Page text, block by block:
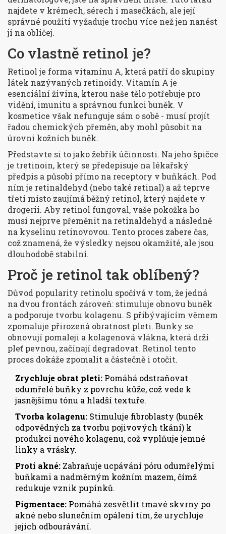
najdete v krémech, sérech i masečkách, ale její
správné použití vyžaduje trochu více než jen nanést
ji na obličej.
Co vlastně retinol je?
Retinolje forma vitamínu A, která patří do skupiny
látek nazývaných retinoidy. Vitamín A je
esenciální živina, kterou naše tělo potřebuje pro
vidění, imunitu a správnou funkci buněk. V
kosmetice však nefunguje sám o sobě - musí projít
řadou chemických přeměn, aby mohl působit na
úrovni kožních buněk.
Představte si to jako žebřík účinnosti. Na jeho špičce
je tretinoin, který se předepisuje na lékařský
předpis a působí přímo na receptory v buňkách. Pod
ním je retinaldehyd (nebo také retinal) a až teprve
třetí místo zaujímá běžný retinol, který najdete v
drogerii. Aby retinol fungoval, vaše pokožka ho
musí nejprve přeměnit na retinaldehyd a následně
na kyselinu retinovovou. Tento proces zabere čas,
což znamená, že výsledky nejsou okamžité, ale jsou
dlouhodobě stabilní.
Proč je retinol tak oblíbený?
Důvod popularity retinolu spočívá v tom, že jedná
na dvou frontách zároveň: stimuluje obnovu buněk
a podporuje tvorbu kolagenu. S přibývajícím věmem
zpomaluje přirozená obratnost pleti. Bunky se
obnovují pomaleji a kolagenová vlákna, která drží
pleť pevnou, začínají degradovat. Retinol tento
proces dokáže zpomalit a částečně i otočit.
Zrychluje obrat pleti: Pomáhá odstraňovat
odumřelé buňky z povrchu kůže, což vede k
jasnějšímu tónu a hladší textuře.
Tvorba kolagenu: Stimuluje fibroblasty (buněk
odpovědných za tvorbu pojivových tkání) k
produkci nového kolagenu, což vyplňuje jemné
linky a vrásky.
Proti akné: Zabraňuje ucpávání póru odumřelými
buňkami a nadměrným kožním mazem, čímž
redukuje vznik pupínků.
Pigmentace: Pomáhá zesvětlit tmavé skvrny po
akné nebo slunečním opálení tím, že urychluje
jejich odbourávání.